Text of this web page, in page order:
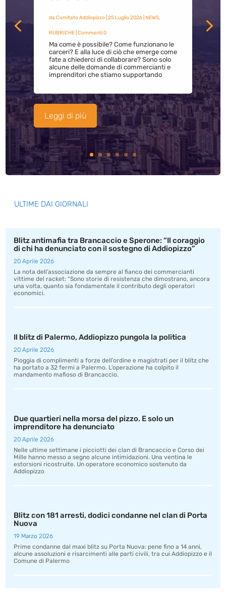
da Comitato Addiopizzo| 25 Luglio 2026| NEWS,
RUBRICHE| Commenti 0
Ma come è possibile? Come funzionano le
carceri? E alla luce di ciò che emerge come
fate a chiederci di collaborare? Sono solo
alcune delle domande di commercianti e
imprenditori che stiamo supportando
Leggi di più
ULTIME DAI GIORNALI
Blitz antimafia tra Brancaccio e Sperone: “Il coraggio
di chi ha denunciato con il sostegno di Addiopizzo”
20 Aprile 2026
La nota dell’associazione da sempre al fianco dei commercianti
vittime del racket: “Sono storie di resistenza che dimostrano, ancora
una volta, quanto sia fondamentale il contributo degli operatori
economici.
Il blitz di Palermo, Addiopizzo pungola la politica
20 Aprile 2026
Pioggia di complimenti a forze dell’ordine e magistrati per il blitz che
ha portato a 32 fermi a Palermo. L’operazione ha colpito il
mandamento mafioso di Brancaccio.
Due quartieri nella morsa del pizzo. E solo un
imprenditore ha denunciato
20 Aprile 2026
Nelle ultime settimane i picciotti dei clan di Brancaccio e Corso dei
Mille hanno messo a segno alcune intimidazioni. Una ventina le
estorsioni ricostruite. Un operatore economico sostenuto da
Addiopizzo
Blitz con 181 arresti, dodici condanne nel clan di Porta
Nuova
19 Marzo 2026
Prime condanne dal maxi blitz su Porta Nuova: pene fino a 14 anni,
alcune assoluzioni e risarcimenti alle parti civili, tra cui Addiopizzo e il
Comune di Palermo